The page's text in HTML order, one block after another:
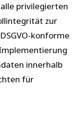
privilegierten
zur
konforme
innerhalb
für